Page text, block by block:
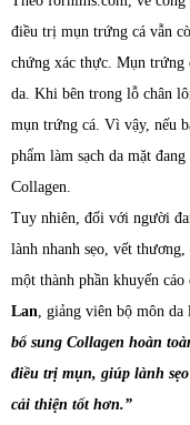
điều trị mụn trứng cá vẫn
chứng xác thực. Mụn trứng
da. Khi bên trong lỗ chân
mụn trứng cá. Vì vậy, nếu
phẩm làm sạch da mặt
Collagen.
Tuy nhiên, đối với người
lành nhanh sẹo, vết
một thành phần khuyến cáo
Lan , giảng viên bộ môn
bổ sung Collagen hoàn
điều trị mụn, giúp lành
cải thiện tốt hơn.”